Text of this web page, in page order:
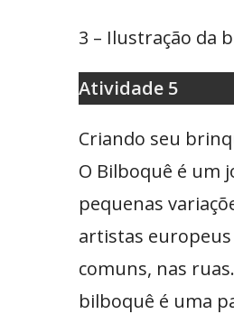
3 – Ilustração da
Atividade 5
Criando seu
O Bilboquê é um
pequenas
artistas
comuns, nas
bilboquê é uma